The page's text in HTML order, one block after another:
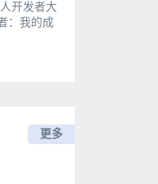
开发者大
：我的成
更多